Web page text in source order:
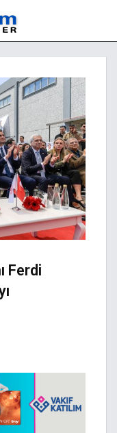
Ferdi